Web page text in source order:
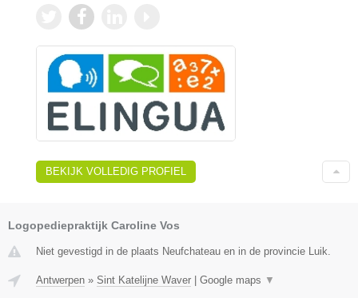
BEKIJK VOLLEDIG PROFIEL
Logopediepraktijk Caroline Vos
Niet gevestigd in de plaats Neufchateau en in de provincie Luik.
Antwerpen » Sint Katelijne Waver Google maps ▼